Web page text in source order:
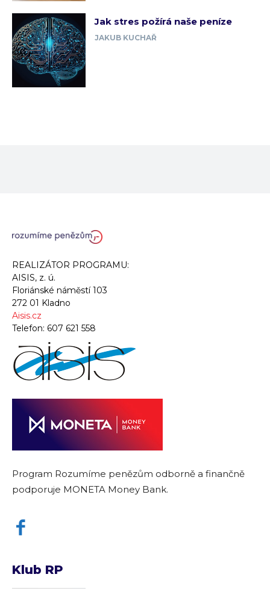
Jak stres požírá naše peníze
JAKUB KUCHAŘ
REALIZÁTOR PROGRAMU:
AISIS, z. ú.
Floriánské náměstí 103
272 01 Kladno
Aisis.cz
Telefon: 607 621 558
Program Rozumíme penězům odborně a finančně
podporuje MONETA Money Bank.
Klub RP